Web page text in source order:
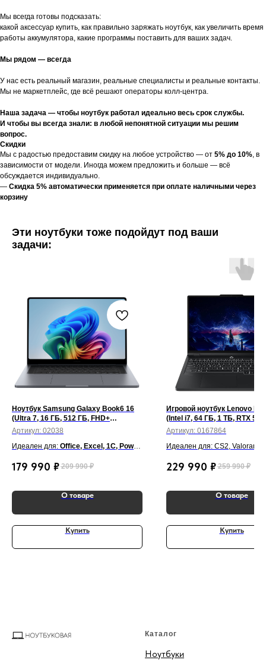
Мы всегда готовы подсказать:
какой аксессуар купить, как правильно заряжать ноутбук, как увеличить время
работы аккумулятора, какие программы поставить для ваших задач.
Мы рядом — всегда
У нас есть реальный магазин, реальные специалисты и реальные контакты.
Мы не маркетплейс, где всё решают операторы колл-центра.
Наша задача — чтобы ноутбук работал идеально весь срок службы.
И чтобы вы всегда знали: в любой непонятной ситуации мы решим
вопрос.
Скидки
Мы с радостью предоставим скидку на любое устройство — от 5% до 10%, в
зависимости от модели. Иногда можем предложить и больше — всё
обсуждается индивидуально.
— Скидка 5% автоматически применяется при оплате наличными через
корзину
Эти ноутбуки тоже подойдут под ваши
задачи:
Ноутбук Samsung Galaxy Book6 16
(Ultra 7, 16 ГБ, 512 ГБ, FHD+
сенсорный, Win 11) Серый
Артикул: 02038
Идеален для: Office, Excel, 1С, Power
Zoom, Teams, учёба, аналитика и
179 990 ₽ 209 990 ₽
О товаре
Купить
Игровой ноутбук Lenovo
(Intel i7, 64 ГБ, 1 ТБ, RTX
165 Гц, Win 11) Чёрный
Артикул: 0167864
Идеален для: CS2, Valorant,
Autodesk 3ds Max, ArchiCAD,
229 990 ₽ 259 990 ₽
О товаре
Купить
Каталог
Ноутбуки